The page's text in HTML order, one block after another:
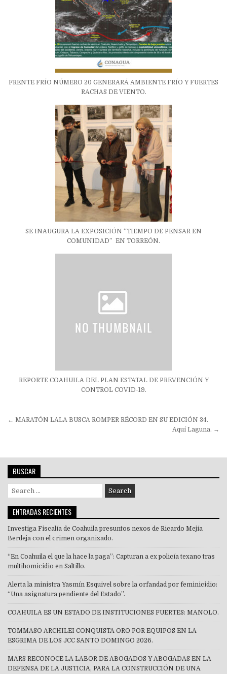
FRENTE FRÍO NÚMERO 20 GENERARÁ AMBIENTE FRÍO Y FUERTES
RACHAS DE VIENTO.
SE INAUGURA LA EXPOSICIÓN “TIEMPO DE PENSAR EN
COMUNIDAD” EN TORREÓN.
REPORTE COAHUILA DEL PLAN ESTATAL DE PREVENCIÓN Y
CONTROL COVID-19.
Navegación
← MARATÓN LALA BUSCA ROMPER RÉCORD EN SU EDICIÓN 34.
Aquí Laguna. →
BUSCAR
Search
for:
ENTRADAS RECIENTES
Investiga Fiscalía de Coahuila presuntos nexos de Ricardo Mejía
Berdeja con el crimen organizado.
“En Coahuila el que la hace la paga”: Capturan a ex policía texano tras
multihomicidio en Saltillo.
Alerta la ministra Yasmín Esquivel sobre la orfandad por feminicidio:
“Una asignatura pendiente del Estado”.
COAHUILA ES UN ESTADO DE INSTITUCIONES FUERTES: MANOLO.
TOMMASO ARCHILEI CONQUISTA ORO POR EQUIPOS EN LA
ESGRIMA DE LOS JCC SANTO DOMINGO 2026.
MARS RECONOCE LA LABOR DE ABOGADOS Y ABOGADAS EN LA
DEFENSA DE LA JUSTICIA, PARA LA CONSTRUCCIÓN DE UNA